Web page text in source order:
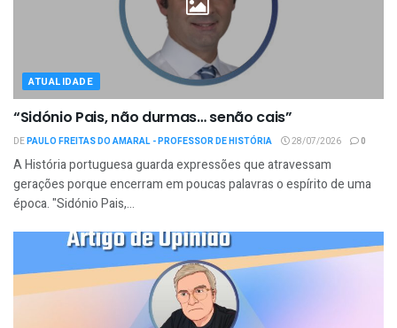
ATUALIDADE
“Sidónio Pais, não durmas… senão cais”
DEPAULO FREITAS DO AMARAL - PROFESSOR DE HISTÓRIA 28/07/2026 0
A História portuguesa guarda expressões que atravessam
gerações porque encerram em poucas palavras o espírito de uma
época. "Sidónio Pais,...